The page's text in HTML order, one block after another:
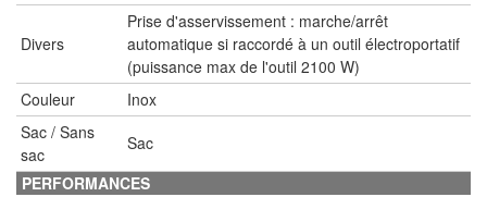
Divers
Prise d'asservissement : marche/arrêt
automatique si raccordé à un outil électroportatif
(puissance max de l'outil 2100 W)
Couleur
Inox
Sac / Sans
sac
Sac
PERFORMANCES